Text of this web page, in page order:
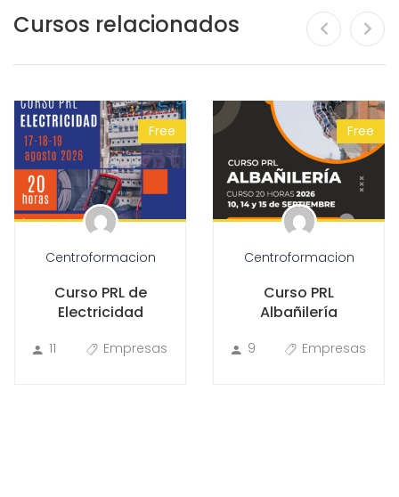
Cursos relacionados
Free
Centroformacion
Curso PRL de
Electricidad
11 Empresas
Free
Centroformacion
Curso PRL
Albañilería
9 Empresas